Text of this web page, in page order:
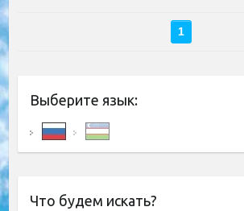
1
Выберите язык:
Что будем искать?